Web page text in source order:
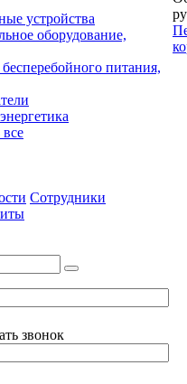
устройства
оборудование,
питания,
все
Сотрудники
звонок